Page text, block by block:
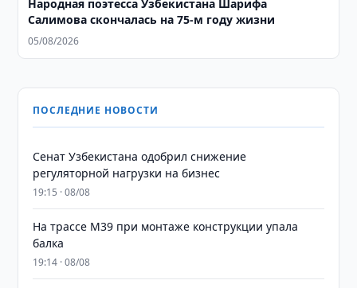
Народная поэтесса Узбекистана Шарифа
Салимова скончалась на 75-м году жизни
05/08/2026
ПОСЛЕДНИЕ НОВОСТИ
Сенат Узбекистана одобрил снижение
регуляторной нагрузки на бизнес
19:15 · 08/08
На трассе M39 при монтаже конструкции упала
балка
19:14 · 08/08